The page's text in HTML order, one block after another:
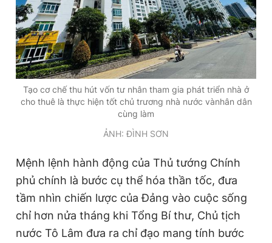
Tạo cơ chế thu hút vốn tư nhân tham gia phát triển nhà ở
cho thuê là thực hiện tốt chủ trương nhà nước vànhân dân
cùng làm
ẢNH: ĐÌNH SƠN
Mệnh lệnh hành động của Thủ tướng Chính
phủ chính là bước cụ thể hóa thần tốc, đưa
tầm nhìn chiến lược của Đảng vào cuộc sống
chỉ hơn nửa tháng khi Tổng Bí thư, Chủ tịch
nước Tô Lâm đưa ra chỉ đạo mang tính bước